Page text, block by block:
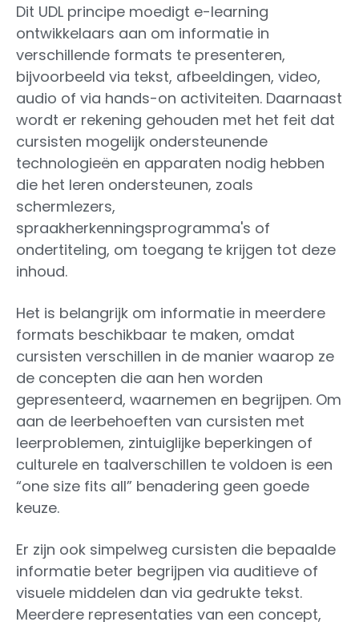
Dit UDL principe moedigt e-learning
ontwikkelaars aan om informatie in
verschillende formats te presenteren,
bijvoorbeeld via tekst, afbeeldingen, video,
audio of via hands-on activiteiten. Daarnaast
wordt er rekening gehouden met het feit dat
cursisten mogelijk ondersteunende
technologieën en apparaten nodig hebben
die het leren ondersteunen, zoals
schermlezers,
spraakherkenningsprogramma's of
ondertiteling, om toegang te krijgen tot deze
inhoud.
Het is belangrijk om informatie in meerdere
formats beschikbaar te maken, omdat
cursisten verschillen in de manier waarop ze
de concepten die aan hen worden
gepresenteerd, waarnemen en begrijpen. Om
aan de leerbehoeften van cursisten met
leerproblemen, zintuiglijke beperkingen of
culturele en taalverschillen te voldoen is een
“one size fits all” benadering geen goede
keuze.
Er zijn ook simpelweg cursisten die bepaalde
informatie beter begrijpen via auditieve of
visuele middelen dan via gedrukte tekst.
Meerdere representaties van een concept,